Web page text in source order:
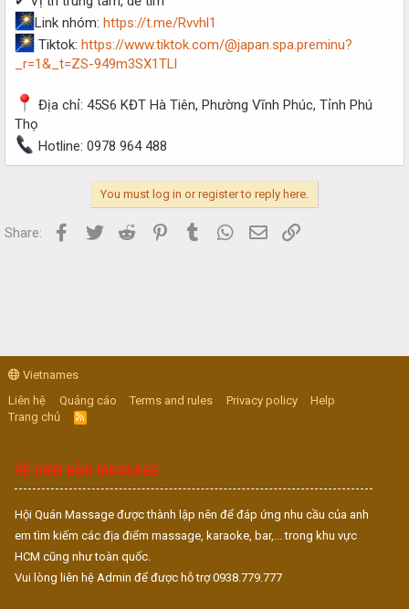
Link nhóm: https://t.me/Rvvhl1
Tiktok: https://www.tiktok.com/@japan.spa.preminu?
_r=1&_t=ZS-949m3SX1TLl
Địa chỉ: 45S6 KĐT Hà Tiên, Phường Vĩnh Phúc, Tỉnh Phú
Thọ
Hotline: 0978 964 488
You must log in or register to reply here.
Share: Facebook
Twitter Reddit PinterestTumblr WhatsApp
Email
Vietnames
Liên hệ
Quảng cáo Terms and rules Privacy policy
Help
Trang chủ
R
S
VỀ DIỄN ĐÀN MASSAGE
Hội Quán Massage được thành lập nên để đáp ứng nhu cầu của anh
em tìm kiếm các địa điểm massage, karaoke, bar,... trong khu vực
HCM cũng như toàn quốc.
Vui lòng liên hệ Admin để được hỗ trợ 0938.779.777